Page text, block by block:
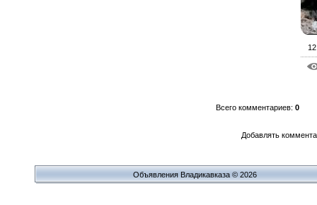
Всего комментариев: 0
Добавлять
Объявления Владикавказа © 2026